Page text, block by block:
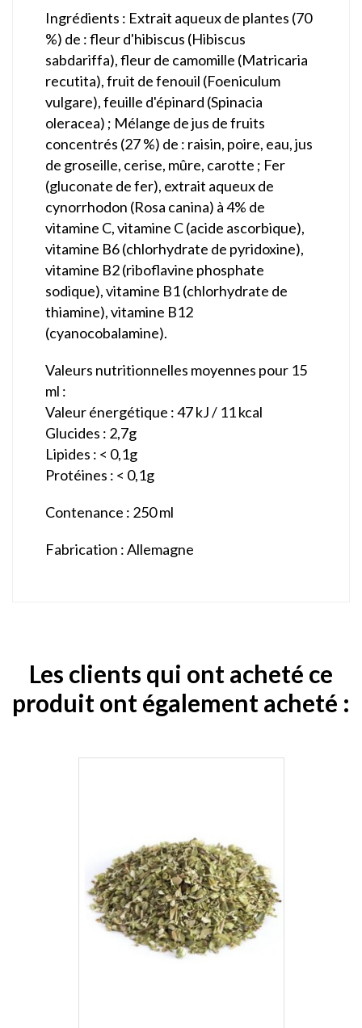
Ingrédients : Extrait aqueux de plantes (70
%) de : fleur d'hibiscus (Hibiscus
sabdariffa), fleur de camomille (Matricaria
recutita), fruit de fenouil (Foeniculum
vulgare), feuille d'épinard (Spinacia
oleracea) ; Mélange de jus de fruits
concentrés (27 %) de : raisin, poire, eau, jus
de groseille, cerise, mûre, carotte ; Fer
(gluconate de fer), extrait aqueux de
cynorrhodon (Rosa canina) à 4% de
vitamine C, vitamine C (acide ascorbique),
vitamine B6 (chlorhydrate de pyridoxine),
vitamine B2 (riboflavine phosphate
sodique), vitamine B1 (chlorhydrate de
thiamine), vitamine B12
(cyanocobalamine).
Valeurs nutritionnelles moyennes pour 15
ml :
Valeur énergétique : 47 kJ / 11 kcal
Glucides : 2,7g
Lipides : < 0,1g
Protéines : < 0,1g
Contenance : 250 ml
Fabrication : Allemagne
Les clients qui ont acheté ce
produit ont également acheté :